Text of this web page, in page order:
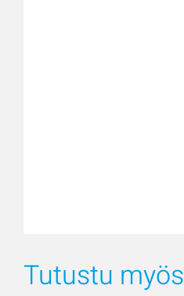
Tutustu myös